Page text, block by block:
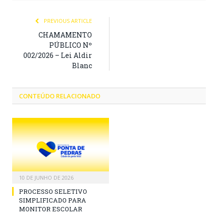
PREVIOUS ARTICLE
CHAMAMENTO
PÚBLICO Nº
002/2026 – Lei Aldir
Blanc
CONTEÚDO RELACIONADO
10 DE JUNHO DE 2026
PROCESSO SELETIVO
SIMPLIFICADO PARA
MONITOR ESCOLAR